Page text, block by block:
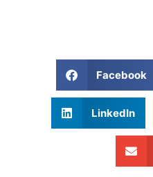
Facebook
LinkedIn